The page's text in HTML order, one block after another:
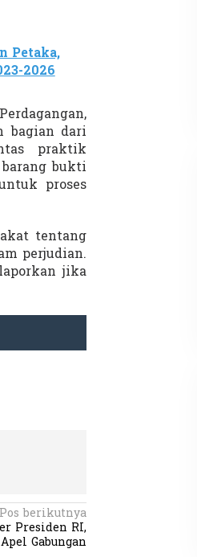
Petaka,
2026
bagian dari
praktik
bukti
proses
tentang
perjudian.
jika
Pos berikutnya
Presiden RI,
Gabungan
Sejarah Kerajaan Siak
Harapan Daerah Istimewa Riau
Opini, SOROTAN